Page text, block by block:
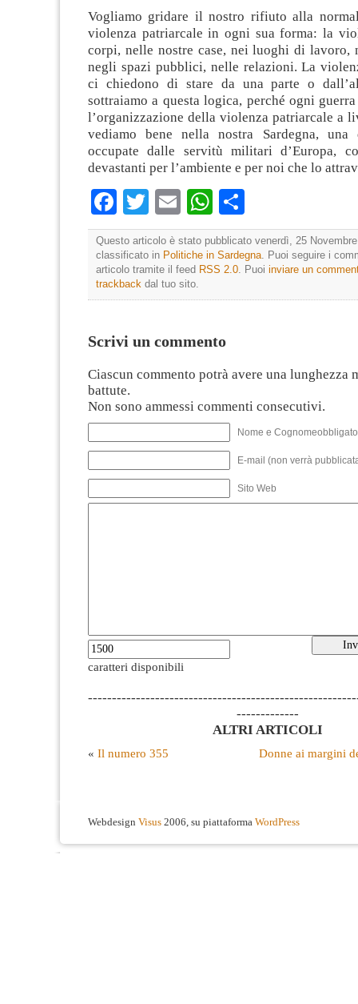
Vogliamo gridare il nostro rifiuto alla
violenza patriarcale in ogni sua forma: la
corpi, nelle nostre case, nei luoghi di lavoro,
negli spazi pubblici, nelle relazioni. La
ci chiedono di stare da una parte o
sottraiamo a questa logica, perché ogni
l’organizzazione della violenza patriarcale a
vediamo bene nella nostra Sardegna,
occupate dalle servitù militari d’Europa,
devastanti per l’ambiente e per noi che lo
Facebook
Twitter
EmailWhatsApp
Questo articolo è stato pubblicato venerdì, 25
classificato in Politiche in Sardegna . Puoi seguire i
articolo tramite il feed RSS 2.0 . Puoi inviare un
trackback dal tuo sito.
Scrivi un commento
Ciascun commento potrà avere una lunghezza
battute.
Non sono ammessi commenti consecutivi.
Nome e
E-mail (non verrà
Sito Web
caratteri disponibili
-------------
ALTRI ARTICOLI
« Il numero 355 Donne ai margini
Webdesign Visus 2006, su piattaforma WordPress